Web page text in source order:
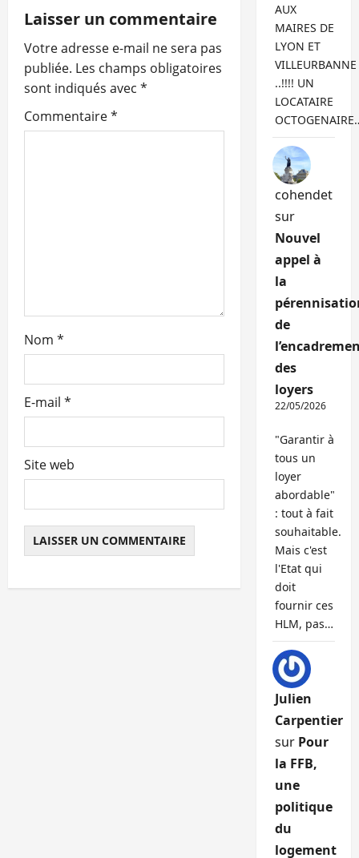
Laisser un commentaire
Votre adresse e-mail ne sera pas
publiée. Les champs obligatoires
sont indiqués avec *
Commentaire*
Nom *
E-mail *
Site web
AUX
MAIRES DE
LYON ET
VILLEURBANNE
..!!!! UN
LOCATAIRE
cohendet
sur
Nouvel
appel à
la
de
des
loyers
22/05/2026
"Garantir à
tous un
loyer
abordable"
: tout à fait
souhaitable.
Mais c'est
l'Etat qui
doit
fournir ces
HLM, pas…
Julien
Carpentier
sur Pour
la FFB,
une
politique
du
logement